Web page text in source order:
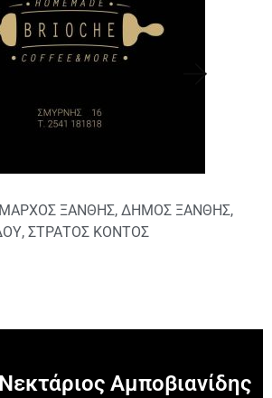
ΞΑΝΘΗΣ, ΔΗΜΟΣ ΞΑΝΘΗΣ,
, ΣΤΡΑΤΟΣ ΚΟΝΤΟΣ
Νεκτάριος Αμποβιανίδης